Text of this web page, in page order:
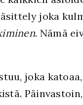
joka
. Nämä
joka